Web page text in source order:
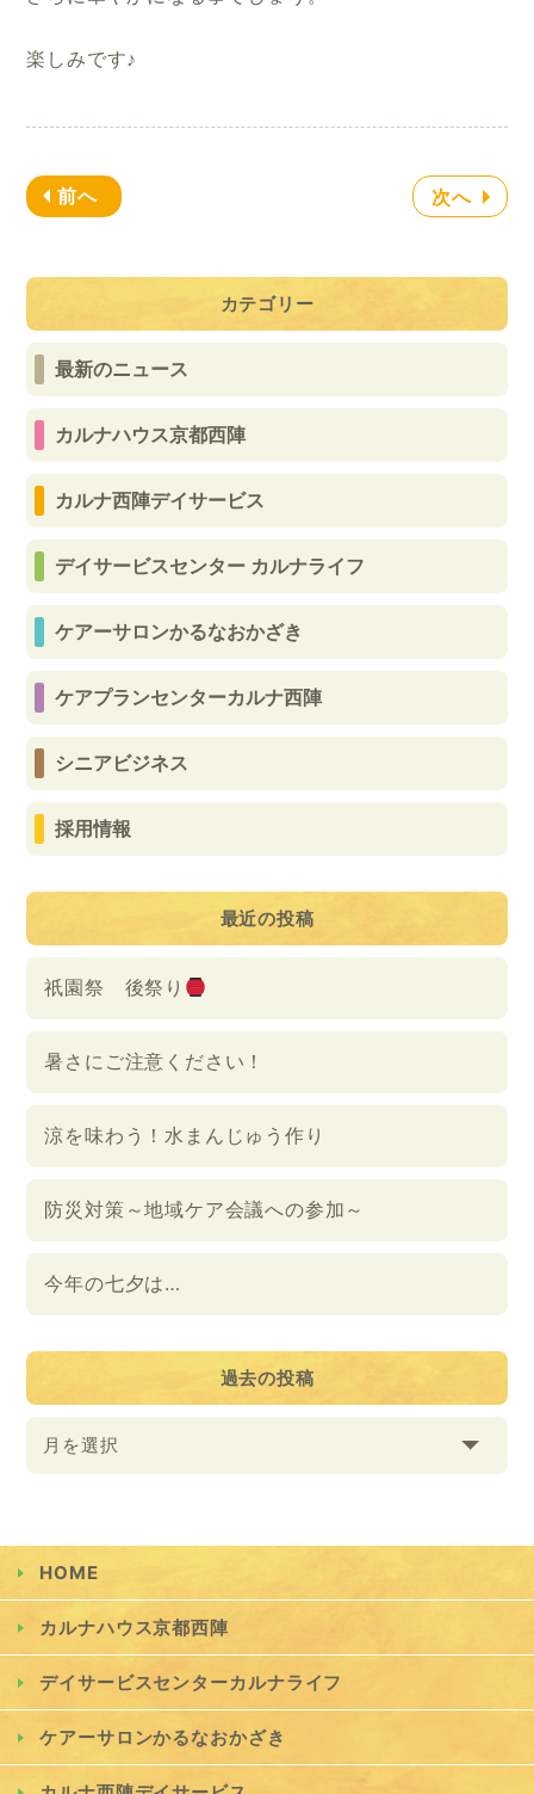
カテゴリー
最新のニュース
カルナハウス京都西陣
カルナ西陣デイサービス
デイサービスセンター カルナライフ
ケアーサロンかるなおかざき
ケアプランセンターカルナ西陣
シニアビジネス
採用情報
最近の投稿
祇園祭 後祭り
暑さにご注意ください！
涼を味わう！水まんじゅう作り
防災対策～地域ケア会議への参加～
今年の七夕は…
過去の投稿
月を選択
楽しみです♪
前へ 次へ
HOME
カルナハウス京都西陣
デイサービスセンターカルナライフ
ケアーサロンかるなおかざき